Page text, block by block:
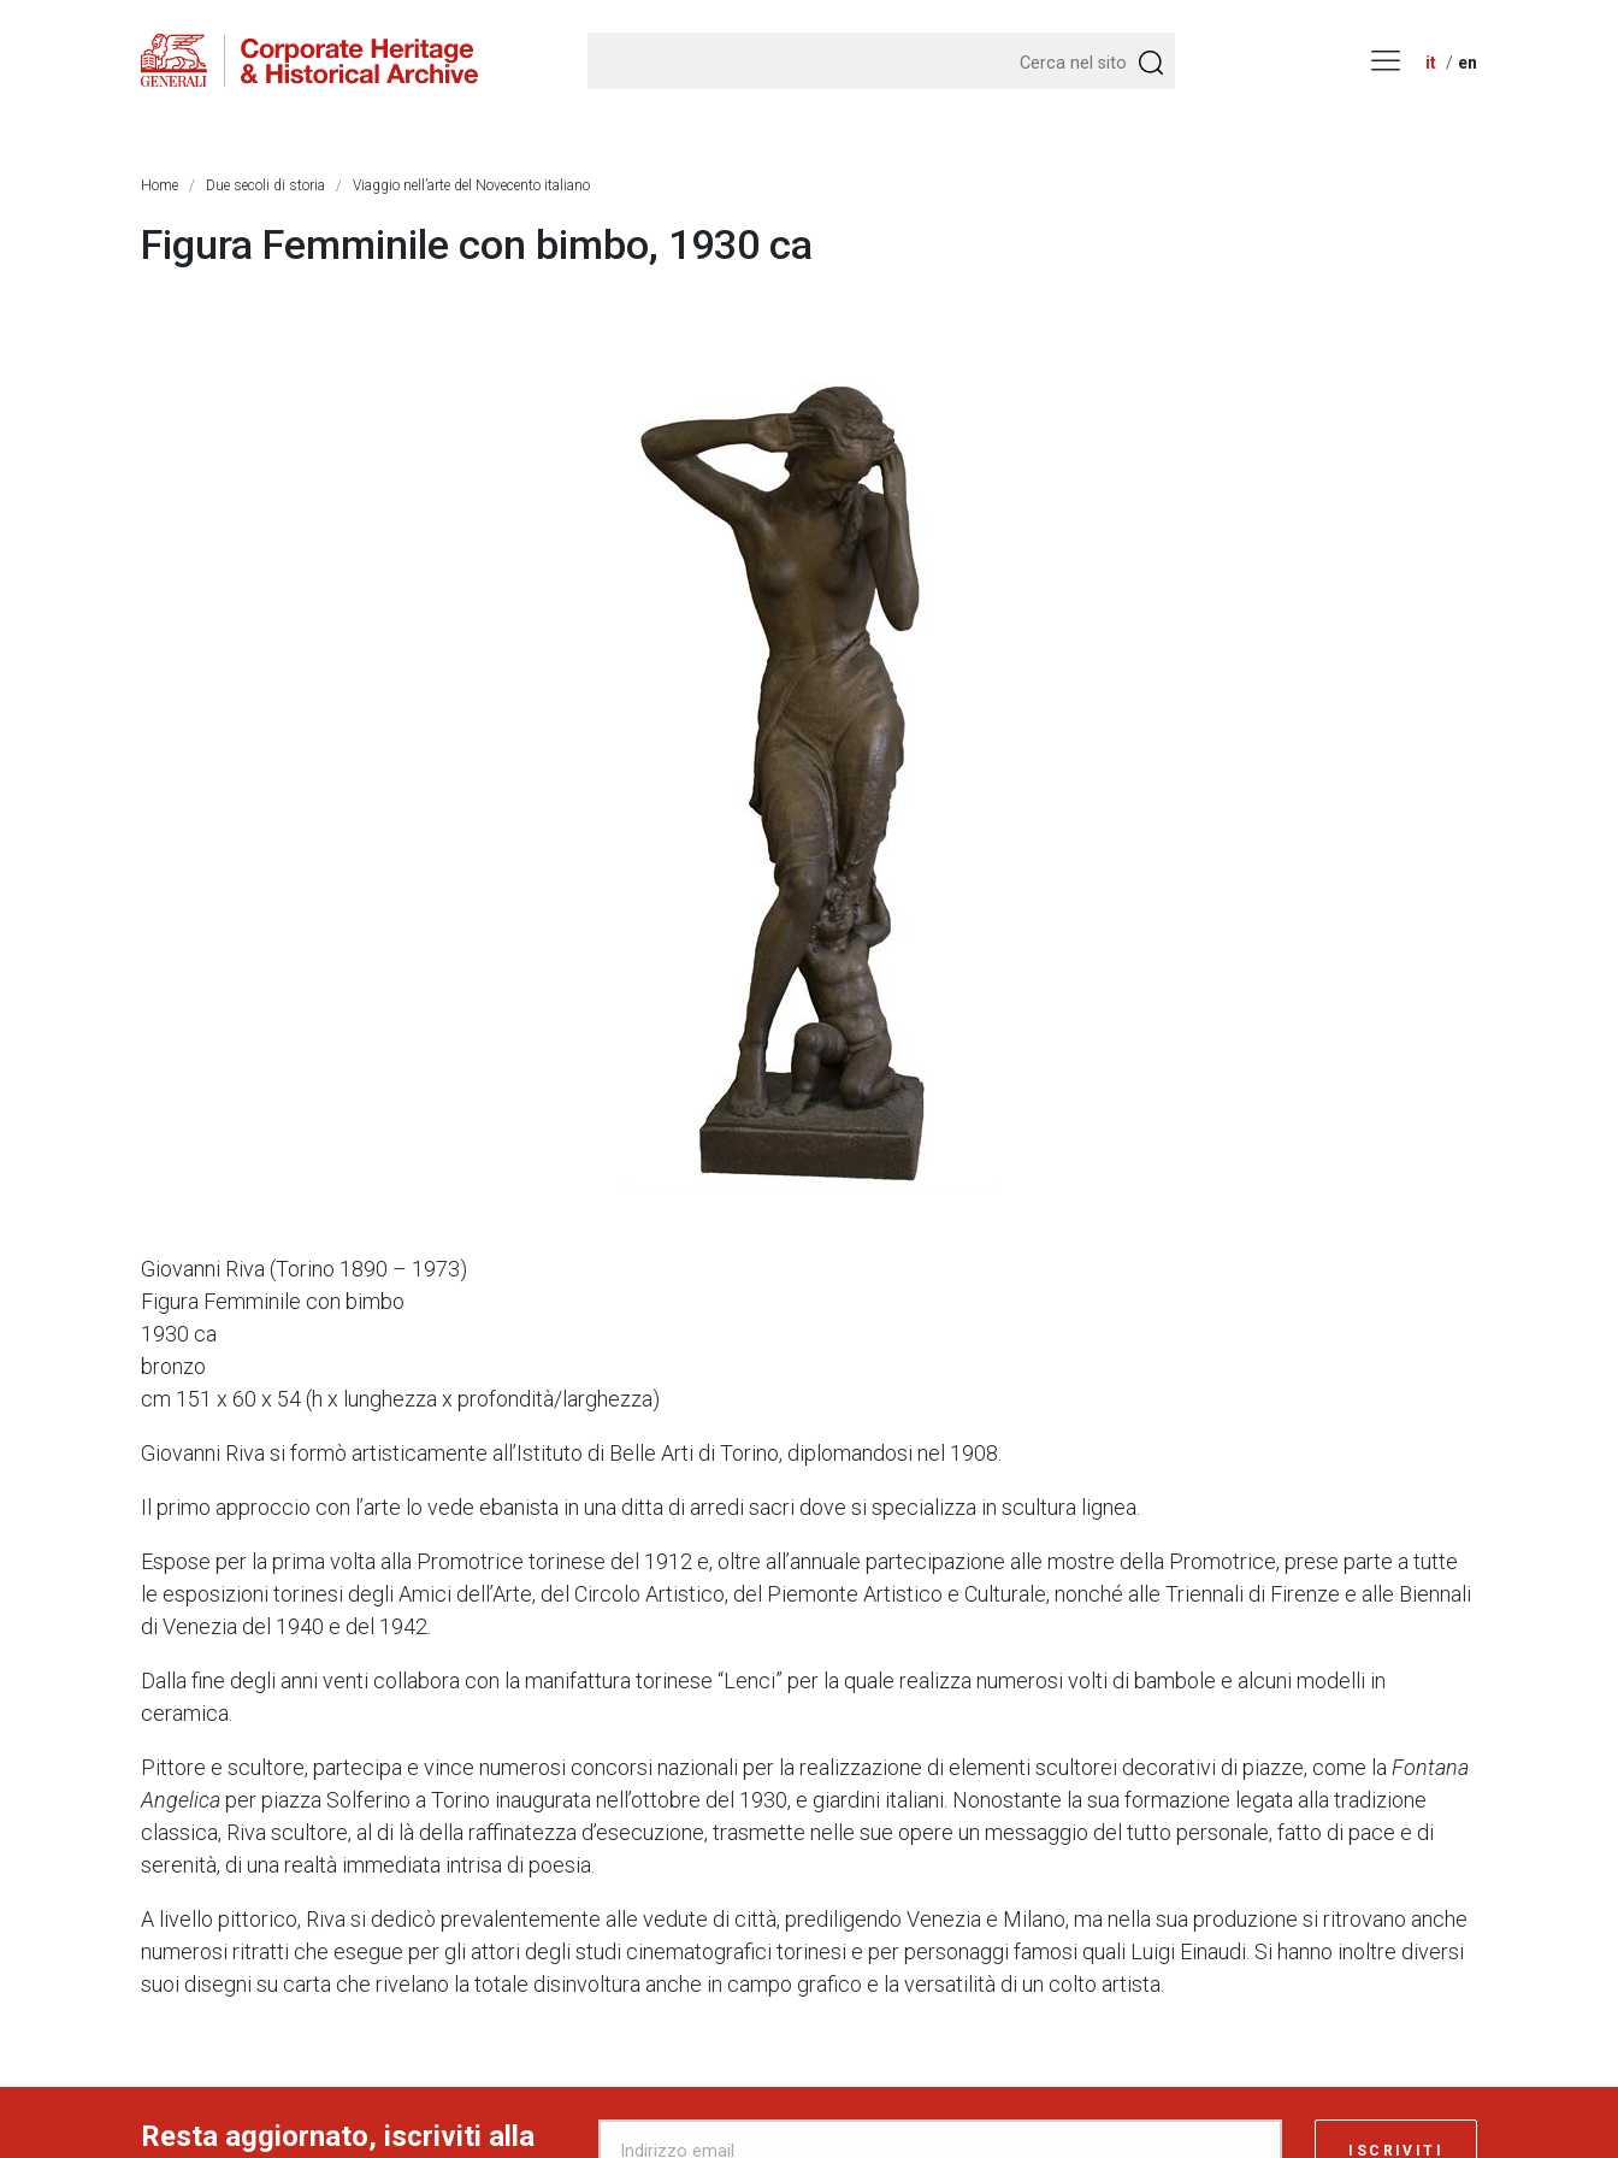
it en
Home Due secoli di storia Viaggio nell’arte del Novecento italiano
Figura Femminile con bimbo, 1930 ca
Giovanni Riva (Torino 1890 – 1973)
Figura Femminile con bimbo
1930 ca
bronzo
cm 151 x 60 x 54 (h x lunghezza x profondità/larghezza)
Giovanni Riva si formò artisticamente all’Istituto di Belle Arti di Torino, diplomandosi nel 1908.
Il primo approccio con l’arte lo vede ebanista in una ditta di arredi sacri dove si specializza in scultura lignea.
Espose per la prima volta alla Promotrice torinese del 1912 e, oltre all’annuale partecipazione alle mostre della Promotrice, prese parte a tutte
le esposizioni torinesi degli Amici dell’Arte, del Circolo Artistico, del Piemonte Artistico e Culturale, nonché alle Triennali di Firenze e alle Biennali
di Venezia del 1940 e del 1942.
Dalla fine degli anni venti collabora con la manifattura torinese “Lenci” per la quale realizza numerosi volti di bambole e alcuni modelli in
ceramica.
Pittore e scultore, partecipa e vince numerosi concorsi nazionali per la realizzazione di elementi scultorei decorativi di piazze, come la Fontana
Angelicaper piazza Solferino a Torino inaugurata nell’ottobre del 1930, e giardini italiani. Nonostante la sua formazione legata alla tradizione
classica, Riva scultore, al di là della raffinatezza d’esecuzione, trasmette nelle sue opere un messaggio del tutto personale, fatto di pace e di
serenità, di una realtà immediata intrisa di poesia.
A livello pittorico, Riva si dedicò prevalentemente alle vedute di città, prediligendo Venezia e Milano, ma nella sua produzione si ritrovano anche
numerosi ritratti che esegue per gli attori degli studi cinematografici torinesi e per personaggi famosi quali Luigi Einaudi. Si hanno inoltre diversi
suoi disegni su carta che rivelano la totale disinvoltura anche in campo grafico e la versatilità di un colto artista.
Resta aggiornato, iscriviti alla
ISCRIVITI